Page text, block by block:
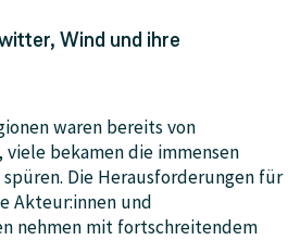
Wind und ihre
waren bereits von
bekamen die immensen
Die Herausforderungen für
Akteur:innen und
nehmen mit fortschreitendem